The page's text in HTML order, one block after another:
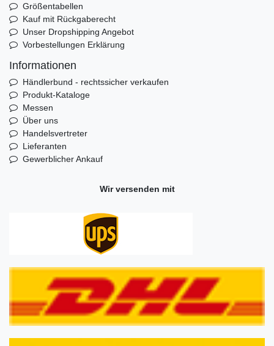
Größentabellen
Kauf mit Rückgaberecht
Unser Dropshipping Angebot
Vorbestellungen Erklärung
Informationen
Händlerbund - rechtssicher verkaufen
Produkt-Kataloge
Messen
Über uns
Handelsvertreter
Lieferanten
Gewerblicher Ankauf
Wir versenden mit